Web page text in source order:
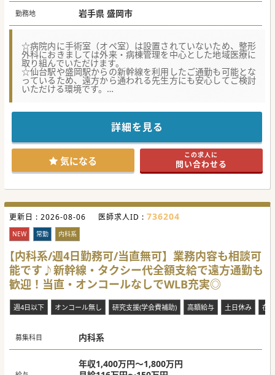
勤務地 岩手県 盛岡市
☆病院内に手術室（オペ室）は設置されていないため、整形
外科におきましては外来・病棟管理を中心とした地域医療に
取り組んでいただけます。
☆仙台駅や盛岡駅からの新幹線を利用したご通勤も可能とな
っているため、遠方から通われる先生方にも安心してご検討
いただける環境です。
☆現在は常勤医師が院長を含め3名体制となっております
科の医師を募集しております。
■2012年に建て替えられたばかりの真新しく清潔感と機能性
を備えた大変心地よい環境が整っており、快適にご勤務いた
だけます。
■病床数は一般20床と地域回帰を目指す地域包括ケア34床の
計54床を有し、病床稼働率は85％と常に安定した運営を行っ
■電子カルテがすでに導入済みであり、日々のカルテ入力や
情報共有など業務の効率化が図られているためスムーズな診
療が可能です。
【働きやすさ】
■先生のライフスタイルに合わせて、週4日でのご勤務や時
短勤務のご相談も可能であり、柔軟な働き方をしっかりと支
援する体制があります。
■日々の残業は基本的に発生いたしません。さらに有給休暇
につきましても2ヶ月前のスケジュール調整により大変取得
しやすい職場環境です。
■金曜から日曜、および祝日の診療は非常勤医師が対応する
工夫がされています。
診察やリハビリテーション指示など、保存的加療を中心とし
た丁寧な診療をお願いいたします。
る病棟管理業務を中心に、患者様に寄り添った温かい医療の
提供をお願いいたします。
詳細を見る
気になる この求人に
問い合わせる
更新日 : 2026-08-06 医師求人ID : 736204
NEW 常勤 内科系
【内科系/週4日勤務可/当直無可】業務内容も相談可
能です♪新幹線・タクシー代全額支給で遠方通勤も
歓迎！当直・オンコールなしでWLB充実◎
週4日以下 オンコール無し 研究支援(学会費補助) 高額給与 土日休み 在
募集科目 内科系
年収1,400万円～1,800万円